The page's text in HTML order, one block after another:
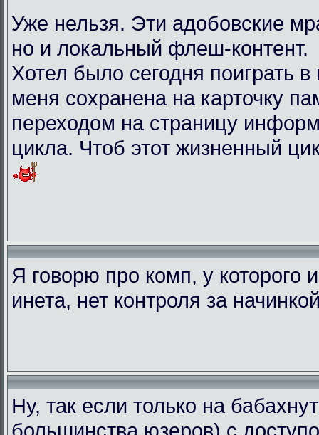
Уже нельзя. Эти адобовские
но и локальный флеш-контент.
Хотел было сегодня поиграть
меня сохранена на карточку
переходом на страницу
цикла. Чтоб этот жизненный
Я говорю про комп, у которого
инета, нет контроля за
Ну, так если только на
большинства юзеров) с